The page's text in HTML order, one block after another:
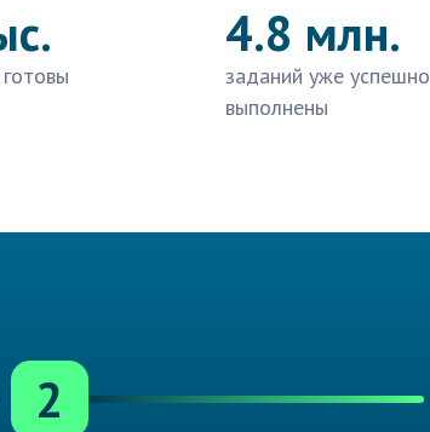
4.8 млн.
заданий уже успешно
выполнены
2